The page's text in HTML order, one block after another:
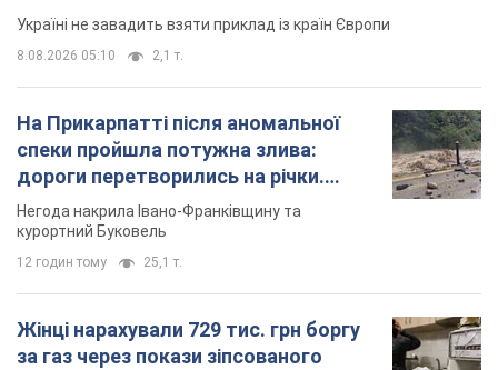
Україні не завадить взяти приклад із країн Європи
8.08.2026 05:10 2,1 т.
На Прикарпатті після аномальної
спеки пройшла потужна злива:
дороги перетворились на річки.
Відео
Негода накрила Івано-Франківщину та
курортний Буковель
12 годин тому 25,1 т.
Жінці нарахували 729 тис. грн боргу
за газ через покази зіпсованого